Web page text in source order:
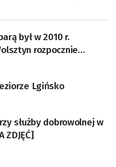
był w 2010 r.
rozpocznie
Tr5-65
Lgińsko
służby dobrowolnej w
ZDJĘĆ]